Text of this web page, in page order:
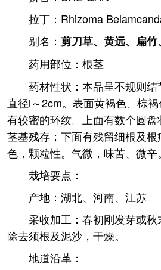
拉丁：Rhizoma
别名： 剪刀草、黄远、扁竹
药用部位：根茎
药材性状：本品呈不规则结
直径l～2cm。表面黄褐色、棕
有较密的环纹。上面有数个圆
茎基残存；下面有残留细根及
色，颗粒性。气微，味苦、微辛。
栽培要点：
产地：湖北、河南、江苏
采收加工：春初刚发芽或秋
除去须根及泥沙，干燥。
地道沿革：